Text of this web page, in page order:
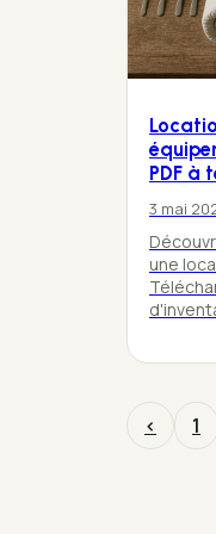
PDF à
3 mai
une
‹ 1